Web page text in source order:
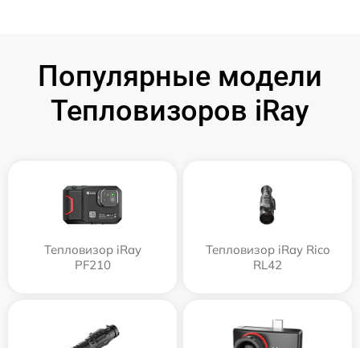
Популярные модели
Тепловизоров iRay
Тепловизор iRay
PF210
Тепловизор iRay Rico
RL42